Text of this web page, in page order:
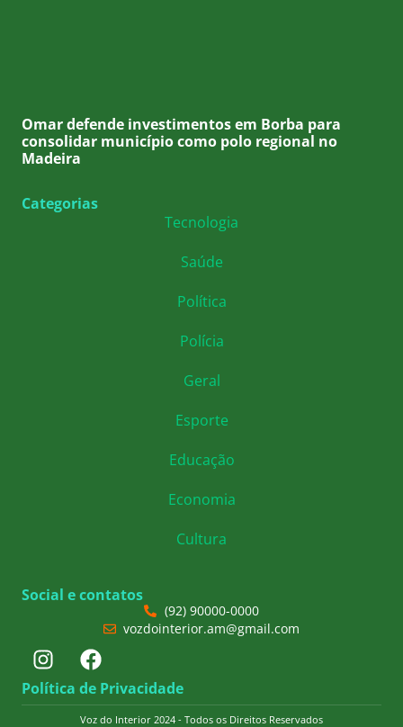
Omar defende investimentos em Borba para
consolidar município como polo regional no
Madeira
Categorias
Tecnologia
Saúde
Política
Polícia
Geral
Esporte
Educação
Economia
Cultura
Social e contatos
(92) 90000-0000
vozdointerior.am@gmail.com
Política de Privacidade
Voz do Interior 2024 - Todos os Direitos Reservados